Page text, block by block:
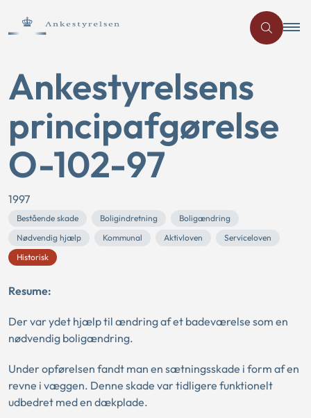
Ankestyrelsens
principafgørelse
O-102-97
1997
Bestående skade Boligindretning
Boligændring
Nødvendig hjælp
Kommunal Aktivloven
Serviceloven
Historisk
Resume:
Der var ydet hjælp til ændring af et badeværelse som en
nødvendig boligændring.
Under opførelsen fandt man en sætningsskade i form af en
revne i væggen. Denne skade var tidligere funktionelt
udbedret med en dækplade.